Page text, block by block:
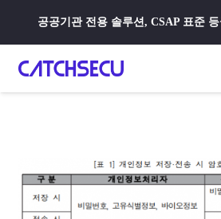
공공기관 전용 솔루션, CSAP 표준